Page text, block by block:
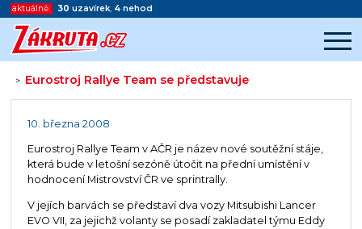
aktuálně: 30 uzavírek, 4 nehod
> Eurostroj Rallye Team se představuje
Začátek reklamy
10. března 2008
Eurostroj Rallye Team v AČR je název nové soutěžní stáje,
která bude v letošní sezóně útočit na přední umístění v
hodnocení Mistrovství ČR ve sprintrally.
V jejích barvách se představí dva vozy Mitsubishi Lancer
EVO VII, za jejichž volanty se posadí zakladatel týmu Eddy